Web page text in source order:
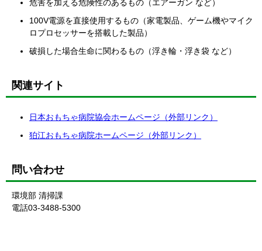
危害を加える危険性のあるもの（エアーガン など）
100V電源を直接使用するもの（家電製品、ゲーム機やマイク
ロプロセッサーを搭載した製品）
破損した場合生命に関わるもの（浮き輪・浮き袋 など）
関連サイト
日本おもちゃ病院協会ホームページ（外部リンク）
狛江おもちゃ病院ホームページ（外部リンク）
問い合わせ
環境部 清掃課
電話03-3488-5300